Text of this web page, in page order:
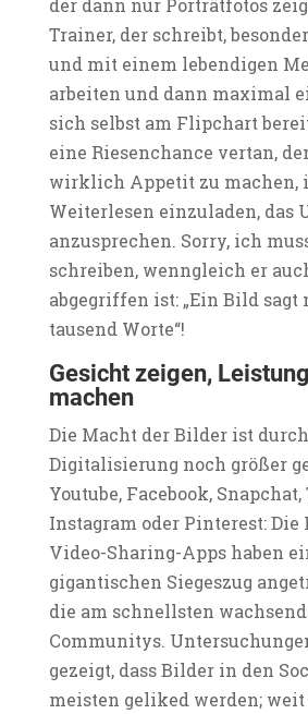
der dann nur Porträtfotos
Trainer, der schreibt,
und mit einem lebendigen
arbeiten und dann maximal
sich selbst am Flipchart
eine Riesenchance vertan,
wirklich Appetit zu machen,
Weiterlesen einzuladen, das
anzusprechen. Sorry, ich
schreiben, wenngleich er
abgegriffen ist: „Ein Bild sagt
tausend Worte“!
Gesicht zeigen,
machen
Die Macht der Bilder ist
Digitalisierung noch größer
Youtube, Facebook,
Instagram oder Pinterest: Die
Video-Sharing-Apps haben
gigantischen Siegeszug
die am schnellsten
Communitys.
gezeigt, dass Bilder in den
meisten geliked werden;